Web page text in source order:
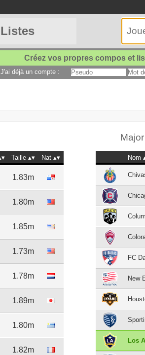
Listes
Créez vos propres compos et
J'ai déjà un compte :
Taille Nat
1.83m
1.80m
1.85m
1.73m
1.78m
1.89m
1.80m
1.82m
Nom
FC
New
Los